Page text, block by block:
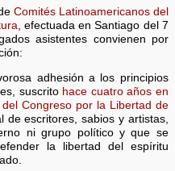
Comités Latinoamericanos del
, efectuada en Santiago del 7
asistentes convienen por
adhesión a los principios
suscrito hace cuatro años en
Congreso por la Libertad de
de escritores, sabios y artistas,
ni grupo político y que se
la libertad del espíritu